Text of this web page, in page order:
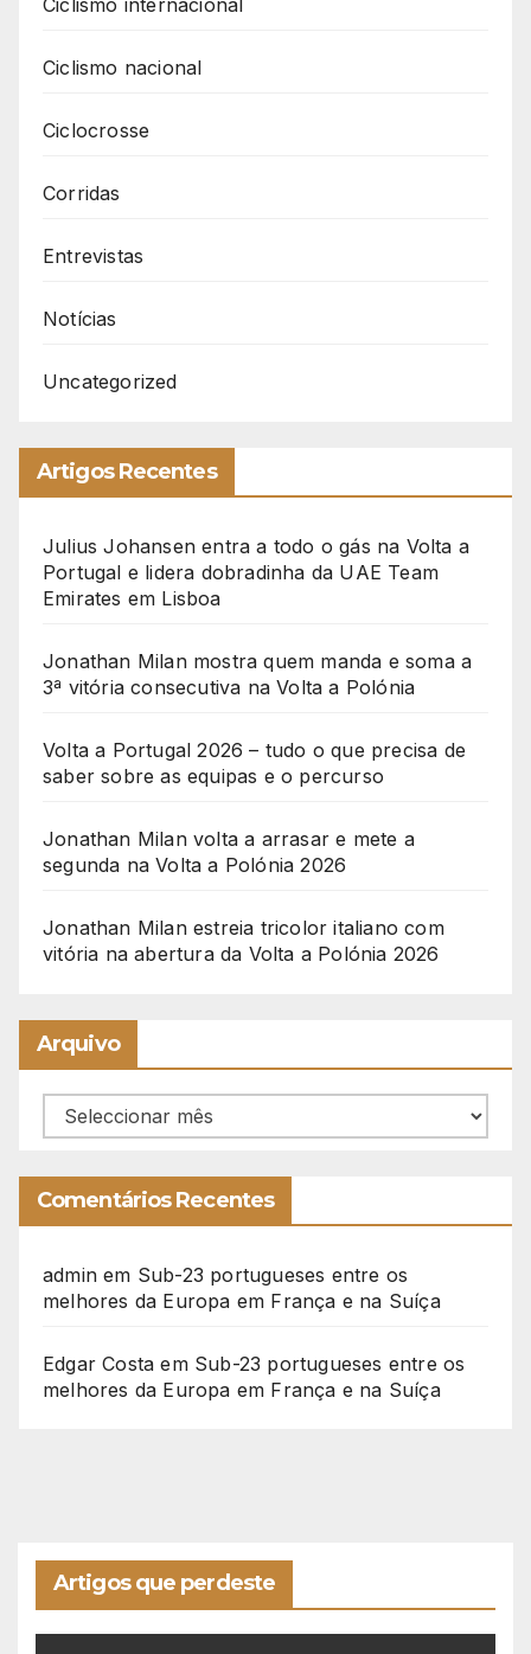
Ciclismo nacional
Ciclocrosse
Corridas
Entrevistas
Notícias
Uncategorized
Artigos Recentes
Julius Johansen entra a todo o gás na Volta a
Portugal e lidera dobradinha da UAE Team
Emirates em Lisboa
Jonathan Milan mostra quem manda e soma a
3ª vitória consecutiva na Volta a Polónia
Volta a Portugal 2026 – tudo o que precisa de
saber sobre as equipas e o percurso
Jonathan Milan volta a arrasar e mete a
segunda na Volta a Polónia 2026
Jonathan Milan estreia tricolor italiano com
vitória na abertura da Volta a Polónia 2026
Arquivo
Arquivo
Comentários Recentes
admin em Sub-23 portugueses entre os
melhores da Europa em França e na Suíça
Edgar Costa em Sub-23 portugueses entre os
melhores da Europa em França e na Suíça
Artigos que perdeste